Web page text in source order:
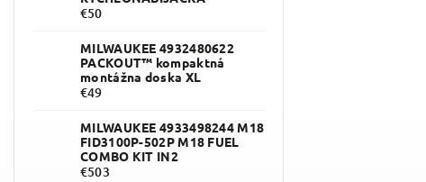
€50
MILWAUKEE 4932480622
PACKOUT™ kompaktná
montážna doska XL
€49
MILWAUKEE 4933498244 M18
FID3100P-502P M18 FUEL
COMBO KIT IN2
€503